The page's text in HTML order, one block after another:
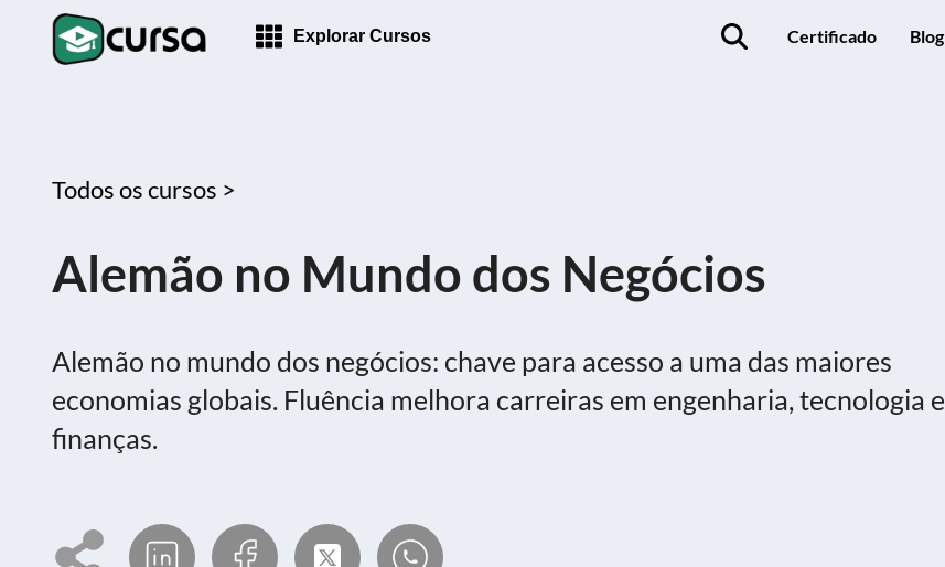
Explorar Cursos Certificado Blog
Todos os cursos >
Alemão no Mundo dos Negócios
Alemão no mundo dos negócios: chave para acesso a uma das maiores
economias globais. Fluência melhora carreiras em engenharia, tecnologia e
finanças.